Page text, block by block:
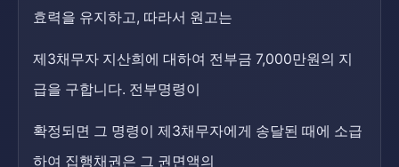
효력을 유지하고, 따라서 원고는
제3채무자 지산희에 대하여 전부금 7,000만원의 지
급을 구합니다. 전부명령이
확정되면 그 명령이 제3채무자에게 송달된 때에 소급
하여 집행채권은 그 권면액의